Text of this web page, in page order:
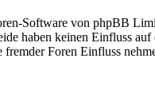
Software von phpBB
haben keinen Einfluss
Foren Einfluss